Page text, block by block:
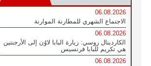
06.08.2026
الاجتماع الشهري للمطارنة الموارنة
06.08.2026
الكاردينال روسي: زيارة البابا لاوُن إلى الأرجنتين
هي تكريم للبابا فرنسيس
06.08.2026